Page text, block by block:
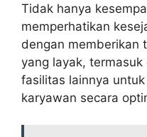
Tidak hanya
memperhatikan
dengan memberikan
yang layak,
fasilitas lainnya
karyawan secara